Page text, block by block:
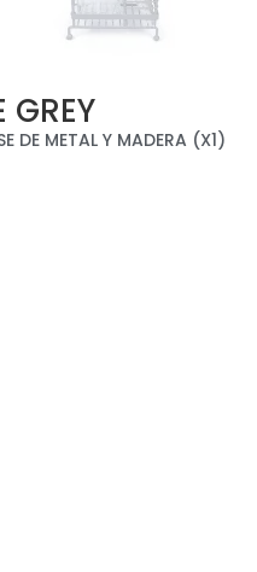
GREY
DE METAL Y MADERA (X1)